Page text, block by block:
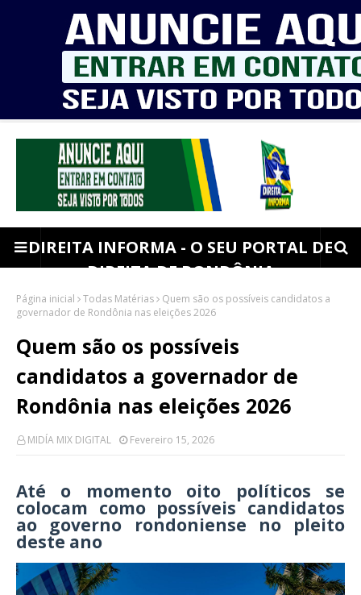
DIREITA INFORMA - O SEU PORTAL DE
DIREITA DE RONDÔNIA
Página inicial Todas Matérias
Quem são os possíveis candidatos a
governador de Rondônia nas eleições 2026
Quem são os possíveis
candidatos a governador de
Rondônia nas eleições 2026
MIDÍA MIX DIGITAL Fevereiro 15, 2026
Até o momento oito políticos se
colocam como possíveis candidatos
ao governo rondoniense no pleito
deste ano